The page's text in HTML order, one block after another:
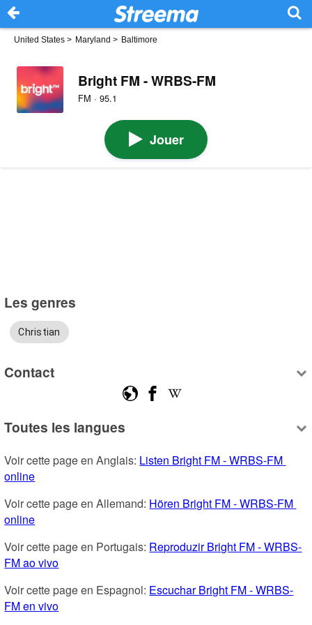
United States > Maryland > Baltimore
Bright FM - WRBS-FM
FM · 95.1
Jouer
Les genres
Christian
Contact
Toutes les langues
Voir cette page en Anglais: Listen Bright FM - WRBS-FM
online
Voir cette page en Allemand: Hören Bright FM - WRBS-FM
online
Voir cette page en Portugais: Reproduzir Bright FM - WRBS-
FM ao vivo
Voir cette page en Espagnol: Escuchar Bright FM - WRBS-
FM en vivo